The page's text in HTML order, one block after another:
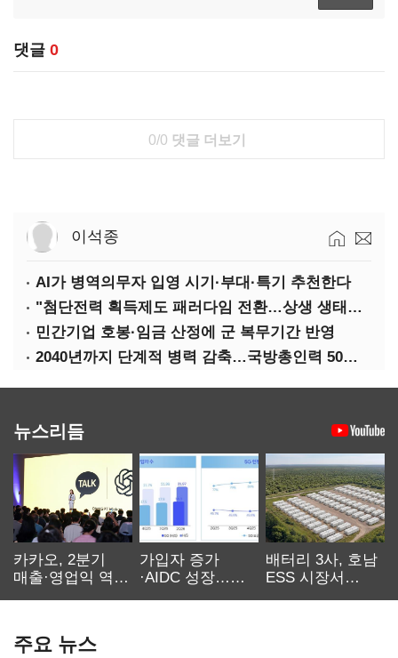
댓글 0
0/0 댓글 더보기
이석종
AI가 병역의무자 입영 시기·부대·특기 추천한다
"첨단전력 획득제도 패러다임 전환…상생 생태계 조성해 대체불가 K-방산 도약"
민간기업 호봉·임금 산정에 군 복무기간 반영
2040년까지 단계적 병력 감축…국방총인력 50만 목표 2차 국방개혁 착수
뉴스리듬
카카오, 2분기
매출·영업익 역대
가입자 증가
·AIDC 성장…
배터리 3사, 호남
ESS 시장서
주요 뉴스